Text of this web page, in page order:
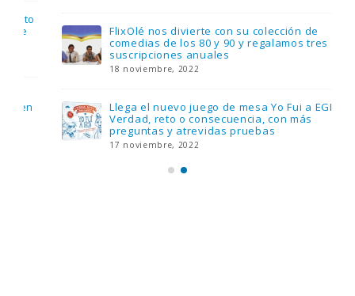
FlixOlé nos divierte con su colección de
comedias de los 80 y 90 y regalamos tres
suscripciones anuales
18 noviembre, 2022
Llega el nuevo juego de mesa Yo Fui a EGB:
Verdad, reto o consecuencia, con más
preguntas y atrevidas pruebas
17 noviembre, 2022